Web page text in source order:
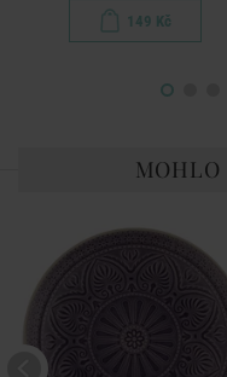
149 Kč
MOHLO